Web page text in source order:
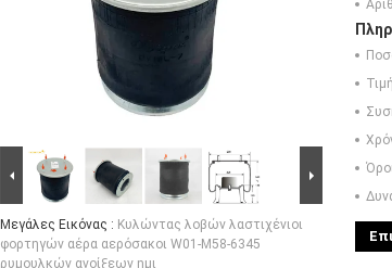
Μεγάλες Εικόνας : Κυλώντας λοβών λαστιχένιοι
φορτηγών αέρα αερόσακοι W01-M58-6345
ρυμουλκών ανοίξεων ημι